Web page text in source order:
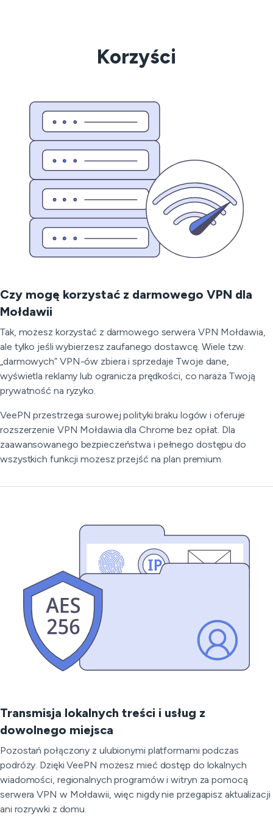
Korzyści
Czy mogę korzystać z darmowego VPN dla
Mołdawii
Tak, możesz korzystać z darmowego serwera VPN Mołdawia,
ale tylko jeśli wybierzesz zaufanego dostawcę. Wiele tzw.
„darmowych” VPN-ów zbiera i sprzedaje Twoje dane,
wyświetla reklamy lub ogranicza prędkości, co naraża Twoją
prywatność na ryzyko.
VeePN przestrzega surowej polityki braku logów i oferuje
rozszerzenie VPN Mołdawia dla Chrome bez opłat. Dla
zaawansowanego bezpieczeństwa i pełnego dostępu do
wszystkich funkcji możesz przejść na plan premium.
Transmisja lokalnych treści i usług z
dowolnego miejsca
Pozostań połączony z ulubionymi platformami podczas
podróży. Dzięki VeePN możesz mieć dostęp do lokalnych
wiadomości, regionalnych programów i witryn za pomocą
serwera VPN w Mołdawii, więc nigdy nie przegapisz aktualizacji
ani rozrywki z domu.